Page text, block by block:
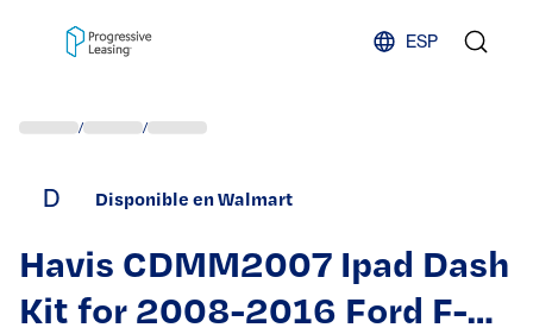
ESP
/ /
D Disponible en Walmart
Havis CDMM2007 Ipad Dash
Kit for 2008-2016 Ford F-